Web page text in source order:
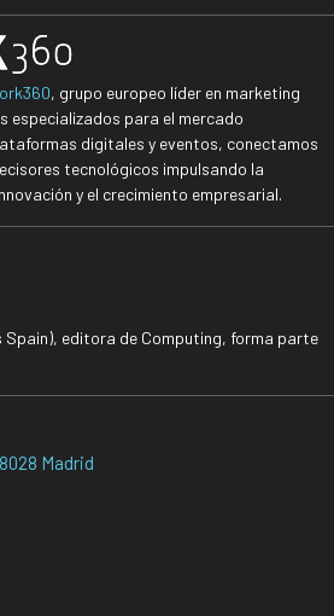
, grupo europeo líder en marketing
especializados para el mercado
digitales y eventos, conectamos
tecnológicos impulsando la
y el crecimiento empresarial.
Spain), editora de Computing, forma parte
Madrid